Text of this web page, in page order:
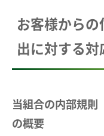
お客様から
出に対する対
当組合の内部規則
の概要